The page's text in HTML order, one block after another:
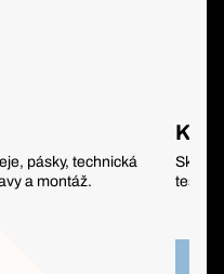
pásky, technická
a montáž.